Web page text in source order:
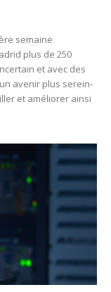
semaine
plus de 250
et avec des
avenir plus serein-
et améliorer ainsi